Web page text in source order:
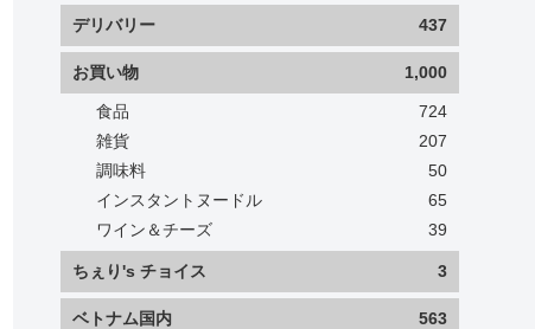
デリバリー 437
お買い物 1,000
食品
724
雑貨
207
調味料
50
インスタントヌードル
65
ワイン＆チーズ
39
ちぇり's チョイス 3
ベトナム国内 563